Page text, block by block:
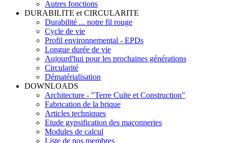
Autres fonctions
DURABILITE et CIRCULARITE
Durabilité ... notre fil rouge
Cycle de vie
Profil environnemental - EPDs
Longue durée de vie
Aujourd'hui pour les prochaines générations
Circularité
Dématérialisation
DOWNLOADS
Architecture - "Terre Cuite et Construction"
Fabrication de la brique
Articles techniques
Etude gypsification des maçonneries
Modules de calcul
Liste de nos membres